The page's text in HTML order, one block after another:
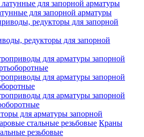
для запорной арматуры
редукторы для запорной
для арматуры запорной
для арматуры запорной
для арматуры запорной
для арматуры запорной
Краны
резьбовые